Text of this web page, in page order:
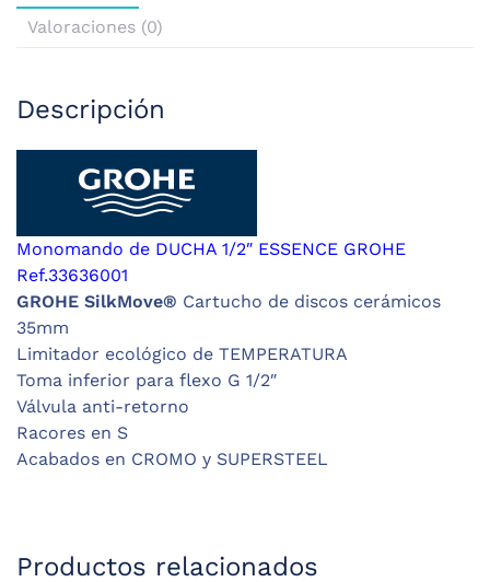
Valoraciones (0)
Descripción
Monomando de DUCHA 1/2″ ESSENCE GROHE
Ref.33636001
GROHE SilkMove® Cartucho de discos cerámicos
35mm
Limitador ecológico de TEMPERATURA
Toma inferior para flexo G 1/2″
Válvula anti-retorno
Racores en S
Acabados en CROMO y SUPERSTEEL
Productos relacionados